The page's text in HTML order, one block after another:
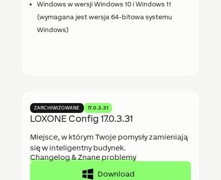
Windows w wersji Windows 10 i Windows 11
(wymagana jest wersja 64-bitowa systemu
Windows)
ZARCHIWIZOWANE 17.0.3.31
LOXONE Config 17.0.3.31
Miejsce, w którym Twoje pomysły zamieniają
się w inteligentny budynek.
Changelog & Znane problemy
Download